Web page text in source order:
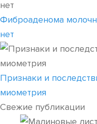
Фиброаденома
нет
Признаки и
миометрия
Свежие публикации